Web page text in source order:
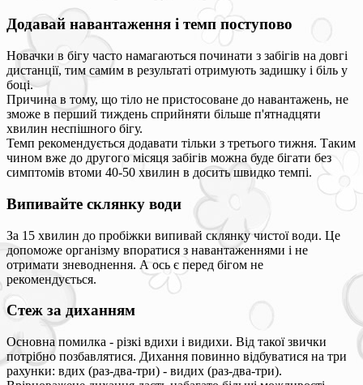
Додавай навантаження і темп поступово
Новачки в бігу часто намагаються починати з забігів на довгі
дистанції, тим самим в результаті отримують задишку і біль у
боці.
Причина в тому, що тіло не пристосоване до навантажень, не
зможе в перший тиждень сприйняти більше п'ятнадцяти
хвилин неспішного бігу.
Темп рекомендується додавати тільки з третього тижня. Таким
чином вже до другого місяця забігів можна буде бігати без
симптомів втоми 40-50 хвилин в досить швидко темпі.
Випивайте склянку води
За 15 хвилин до пробіжки випивай склянку чистої води. Це
допоможе організму впоратися з навантаженнями і не
отримати зневоднення. А ось є перед бігом не
рекомендується.
Стеж за диханням
Основна помилка - різкі вдихи і видихи. Від такої звички
потрібно позбавлятися. Дихання повинно відбуватися на три
рахунки: вдих (раз-два-три) - видих (раз-два-три).